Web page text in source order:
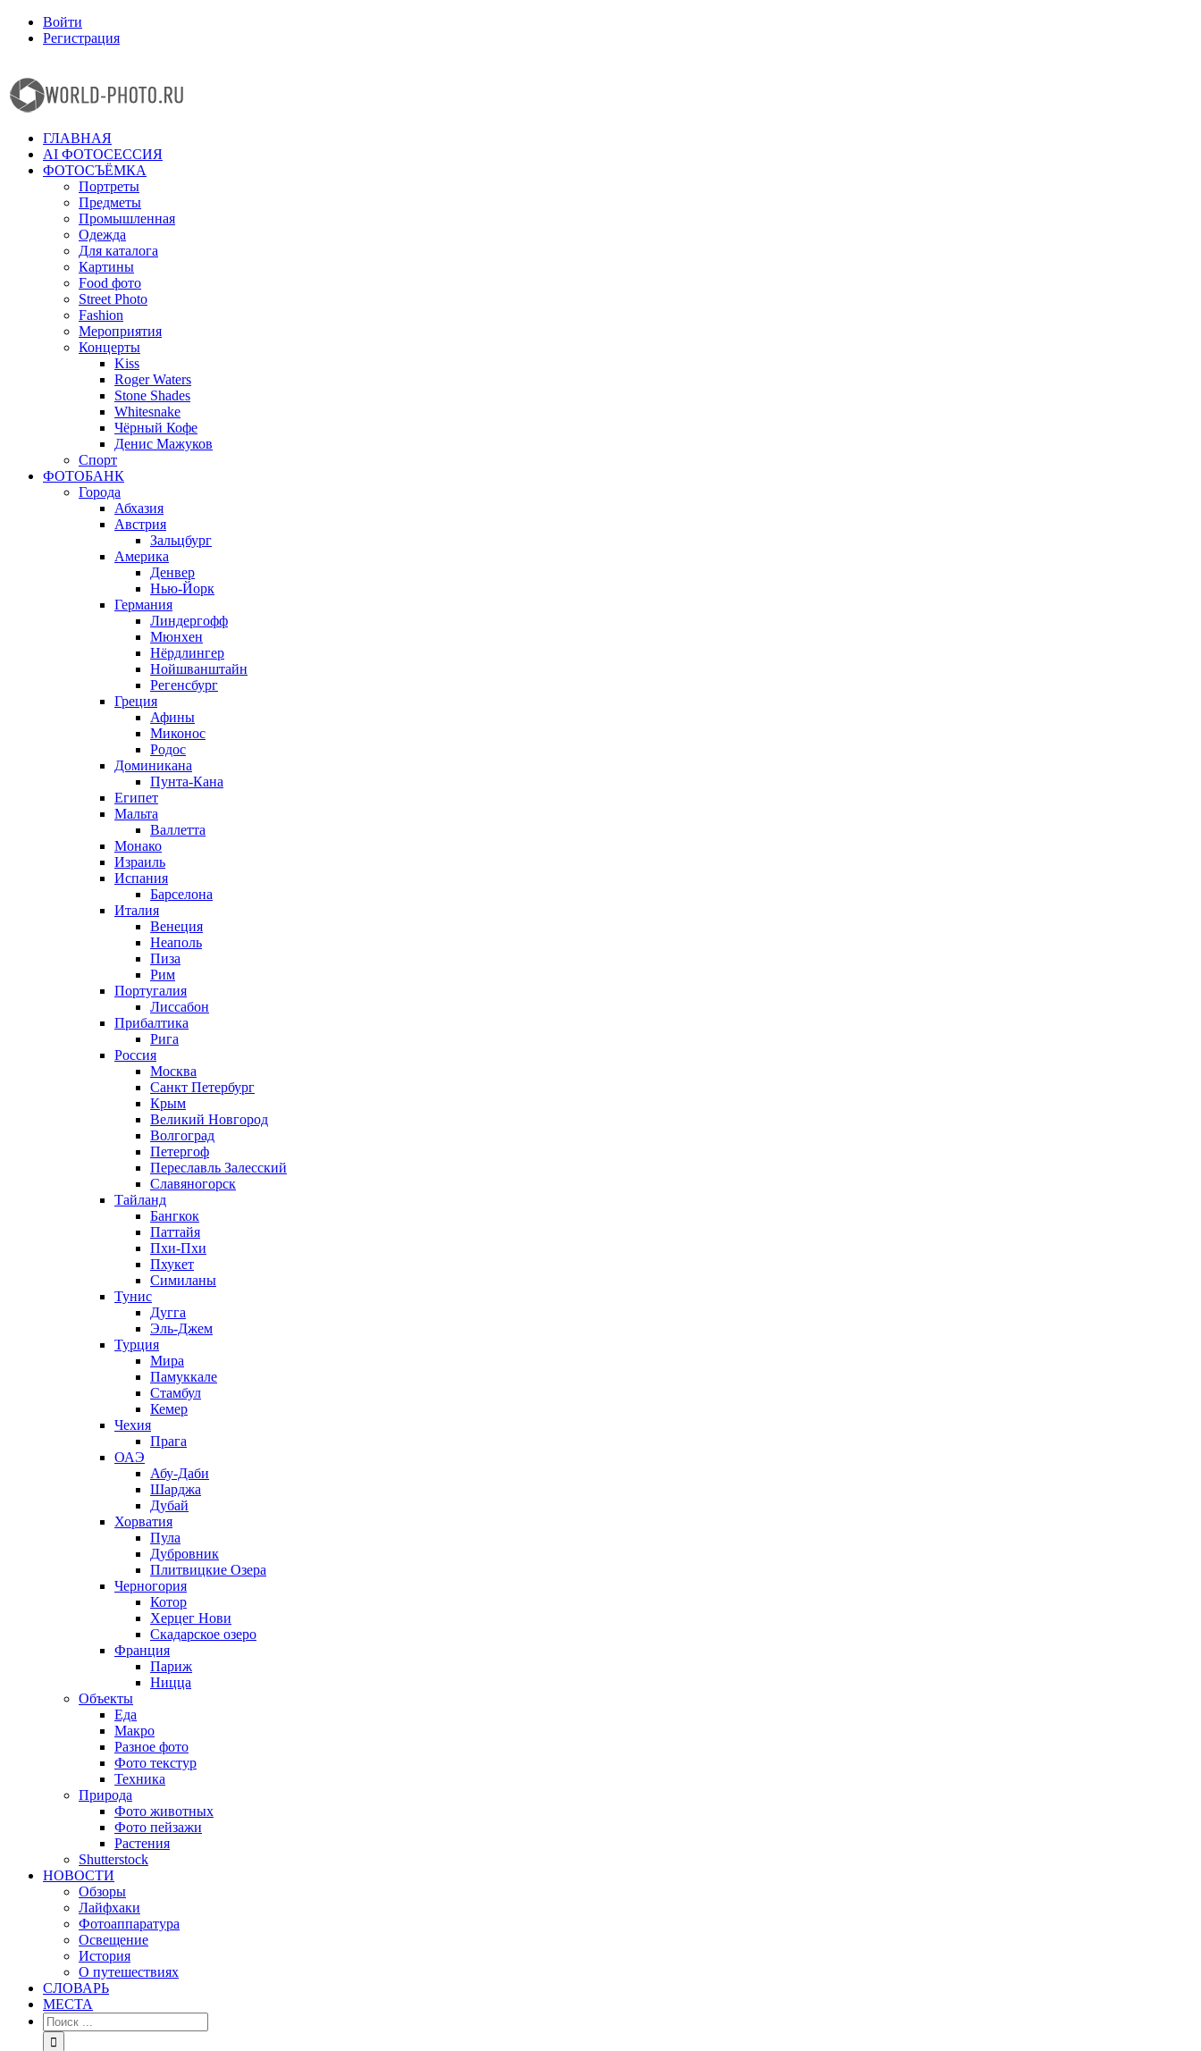
Войти
Регистрация
ГЛАВНАЯ
AI ФОТОСЕССИЯ
ФОТОСЪЁМКА
Портреты
Предметы
Промышленная
Одежда
Для каталога
Картины
Food фото
Street Photo
Fashion
Мероприятия
Концерты
Kiss
Roger Waters
Stone Shades
Whitesnake
Чёрный Кофе
Денис Мажуков
Спорт
ФОТОБАНК
Города
Абхазия
Австрия
Зальцбург
Америка
Денвер
Нью-Йорк
Германия
Линдергофф
Мюнхен
Нёрдлингер
Нойшванштайн
Регенсбург
Греция
Афины
Миконос
Родос
Доминикана
Пунта-Кана
Египет
Мальта
Валлетта
Монако
Израиль
Испания
Барселона
Италия
Венеция
Неаполь
Пиза
Рим
Португалия
Лиссабон
Прибалтика
Рига
Россия
Москва
Санкт Петербург
Крым
Великий Новгород
Волгоград
Петергоф
Переславль Залесский
Славяногорск
Тайланд
Бангкок
Паттайя
Пхи-Пхи
Пхукет
Симиланы
Тунис
Дугга
Эль-Джем
Турция
Мира
Памуккале
Стамбул
Кемер
Чехия
Прага
ОАЭ
Абу-Даби
Шарджа
Дубай
Хорватия
Пула
Дубровник
Плитвицкие Озера
Черногория
Котор
Херцег Нови
Скадарское озеро
Франция
Париж
Ницца
Объекты
Еда
Макро
Разное фото
Фото текстур
Техника
Природа
Фото животных
Фото пейзажи
Растения
Shutterstock
НОВОСТИ
Обзоры
Лайфхаки
Фотоаппаратура
Освещение
История
О путешествиях
CЛОВАРЬ
МЕСТА